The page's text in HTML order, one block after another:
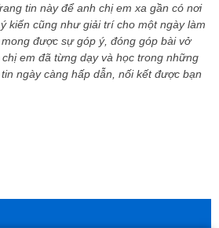
tin này để anh chị em xa gần có nơi
kiến cũng như giải trí cho một ngày làm
được sự góp ý, đóng góp bài vở
em đã từng dạy và học trong những
ngày càng hấp dẫn, nối kết được bạn